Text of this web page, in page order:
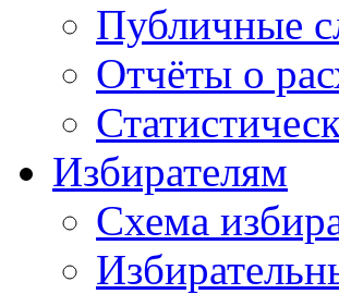
Публичные
Отчёты о
Избирателям
Схема